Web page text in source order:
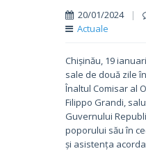
20/01/2024 |
Actuale
Chișinău, 19
sale de două zile
Înaltul Comisar al
Filippo Grandi,
Guvernului
poporului său în
și asistența